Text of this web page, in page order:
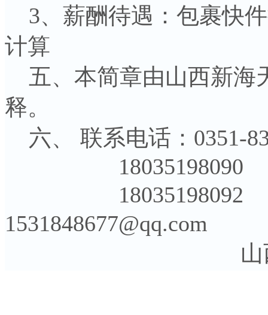
3、薪酬待遇：包裹快
计算
五、本简章由山西新海
释。
六、 联系电话：
18035198090
18035198092 简
1531848677@qq.com